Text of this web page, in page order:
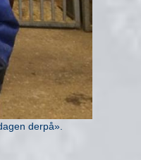
derpå».